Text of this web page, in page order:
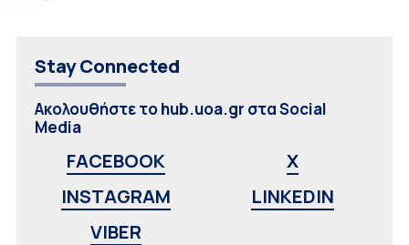
Stay Connected
Ακολουθήστε το hub.uoa.gr στα Social
Media
FACEBOOK
X
INSTAGRAM
LINKEDIN
VIBER